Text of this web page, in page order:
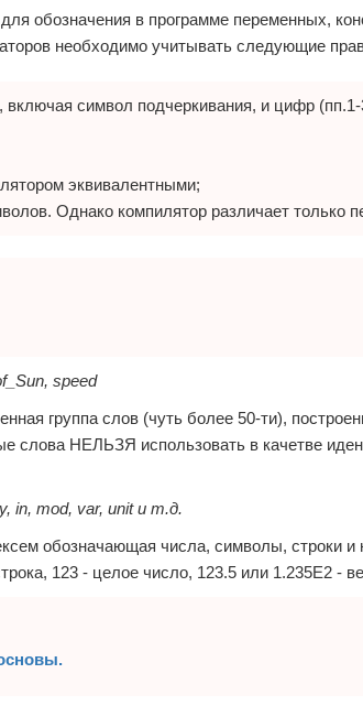
обозначения в программе переменных,
необходимо учитывать следующие
включая символ подчеркивания, и цифр
эквивалентными;
Однако компилятор различает только
speed
группа слов (чуть более 50-ти),
слова НЕЛЬЗЯ использовать в качетве
in, mod, var, unit и т.д.
обозначающая числа, символы, строки и
123 - целое число, 123.5 или 1.235Е2 -